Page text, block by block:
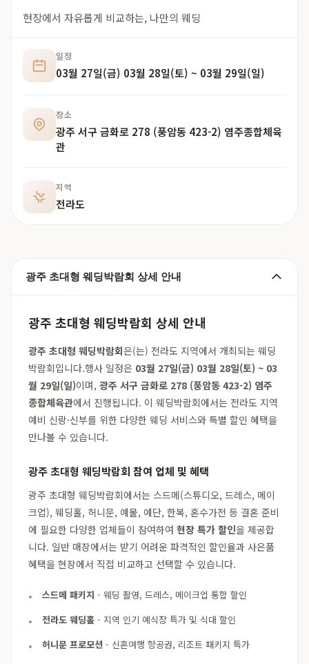
현장에서 자유롭게 비교하는, 나만의 웨딩
일정
03월 27일(금) 03월 28일(토) ~ 03월 29일(일)
장소
광주 서구 금화로 278 (풍암동 423-2) 염주종합체육
관
지역
전라도
광주 초대형 웨딩박람회 상세 안내
광주 초대형 웨딩박람회 상세 안내
광주 초대형 웨딩박람회은(는) 전라도 지역에서 개최되는 웨딩
박람회입니다.행사 일정은 03월 27일(금) 03월 28일(토) ~ 03
월 29일(일)이며, 광주 서구 금화로 278 (풍암동 423-2) 염주
종합체육관에서 진행됩니다. 이 웨딩박람회에서는 전라도 지역
예비 신랑·신부를 위한 다양한 웨딩 서비스와 특별 할인 혜택을
만나볼 수 있습니다.
광주 초대형 웨딩박람회 참여 업체 및 혜택
광주 초대형 웨딩박람회에서는 스드메(스튜디오, 드레스, 메이
크업), 웨딩홀, 허니문, 예물, 예단, 한복, 혼수가전 등 결혼 준비
에 필요한 다양한 업체들이 참여하여 현장 특가 할인을 제공합
니다. 일반 매장에서는 받기 어려운 파격적인 할인율과 사은품
혜택을 현장에서 직접 비교하고 선택할 수 있습니다.
스드메 패키지 - 웨딩 촬영, 드레스, 메이크업 통합 할인
전라도 웨딩홀 - 지역 인기 예식장 특가 및 식대 할인
허니문 프로모션 - 신혼여행 항공권, 리조트 패키지 특가